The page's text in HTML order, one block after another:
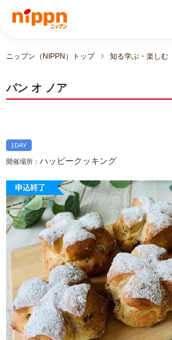
ニップン（NIPPN）トップ 知る学ぶ・楽しむ
パン オ ノア
1DAY
開催場所： ハッピークッキング